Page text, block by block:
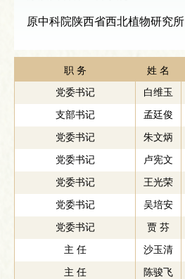
原中科院陕西省西北植物研究所
职 务 姓 名
党委书记
白维玉
支部书记
孟廷俊
党委书记
朱文炳
党委书记
卢宪文
党委书记
王光荣
党委书记
吴培安
党委书记
贾 芬
主 任
沙玉清
主 任
陈骏飞